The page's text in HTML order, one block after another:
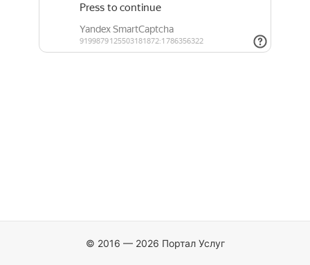
© 2016 — 2026 Портал Услуг